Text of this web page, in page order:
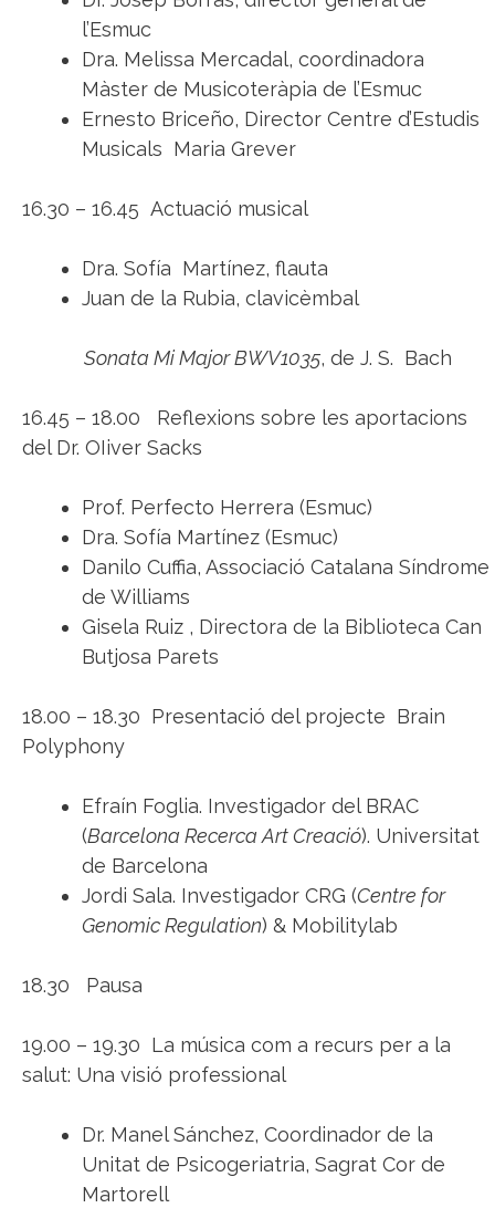
l’Esmuc
Dra. Melissa Mercadal, coordinadora
Màster de Musicoteràpia de l’Esmuc
Ernesto Briceño, Director Centre d’Estudis
Musicals Maria Grever
16.30 – 16.45 Actuació musical
Dra. Sofía Martínez, flauta
Juan de la Rubia, clavicèmbal
Sonata Mi Major BWV1035, de J. S. Bach
16.45 – 18.00 Reflexions sobre les aportacions
del Dr. OIiver Sacks
Prof. Perfecto Herrera (Esmuc)
Dra. Sofía Martínez (Esmuc)
Danilo Cuffia, Associació Catalana Síndrome
de Williams
Gisela Ruiz , Directora de la Biblioteca Can
Butjosa Parets
18.00 – 18.30 Presentació del projecte Brain
Polyphony
Efraín Foglia. Investigador del BRAC
(Barcelona Recerca Art Creació). Universitat
de Barcelona
Jordi Sala. Investigador CRG (Centre for
Genomic Regulation) & Mobilitylab
18.30 Pausa
19.00 – 19.30 La música com a recurs per a la
salut: Una visió professional
Dr. Manel Sánchez, Coordinador de la
Unitat de Psicogeriatria, Sagrat Cor de
Martorell